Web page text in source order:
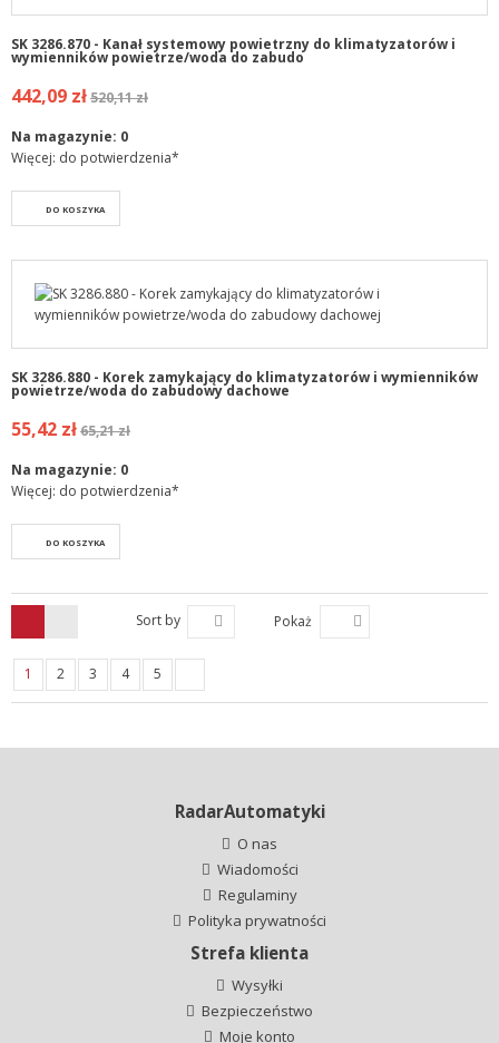
SK 3286.870 - Kanał systemowy powietrzny do klimatyzatorów i
wymienników powietrze/woda do zabudo
442,09 zł520,11 zł
Na magazynie: 0
Więcej: do potwierdzenia*
DO KOSZYKA
SK 3286.880 - Korek zamykający do klimatyzatorów i wymienników
powietrze/woda do zabudowy dachowe
55,42 zł65,21 zł
Na magazynie: 0
Więcej: do potwierdzenia*
DO KOSZYKA
Sort by Pokaż
1 2 3 4 5
RadarAutomatyki
O nas
Wiadomości
Regulaminy
Polityka prywatności
Strefa klienta
Wysyłki
Bezpieczeństwo
Moje konto